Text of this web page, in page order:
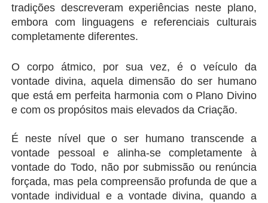
tradições descreveram experiências neste plano,
embora com linguagens e referenciais culturais
completamente diferentes.
O corpo átmico, por sua vez, é o veículo da
vontade divina, aquela dimensão do ser humano
que está em perfeita harmonia com o Plano Divino
e com os propósitos mais elevados da Criação.
É neste nível que o ser humano transcende a
vontade pessoal e alinha-se completamente à
vontade do Todo, não por submissão ou renúncia
forçada, mas pela compreensão profunda de que a
vontade individual e a vontade divina, quando a